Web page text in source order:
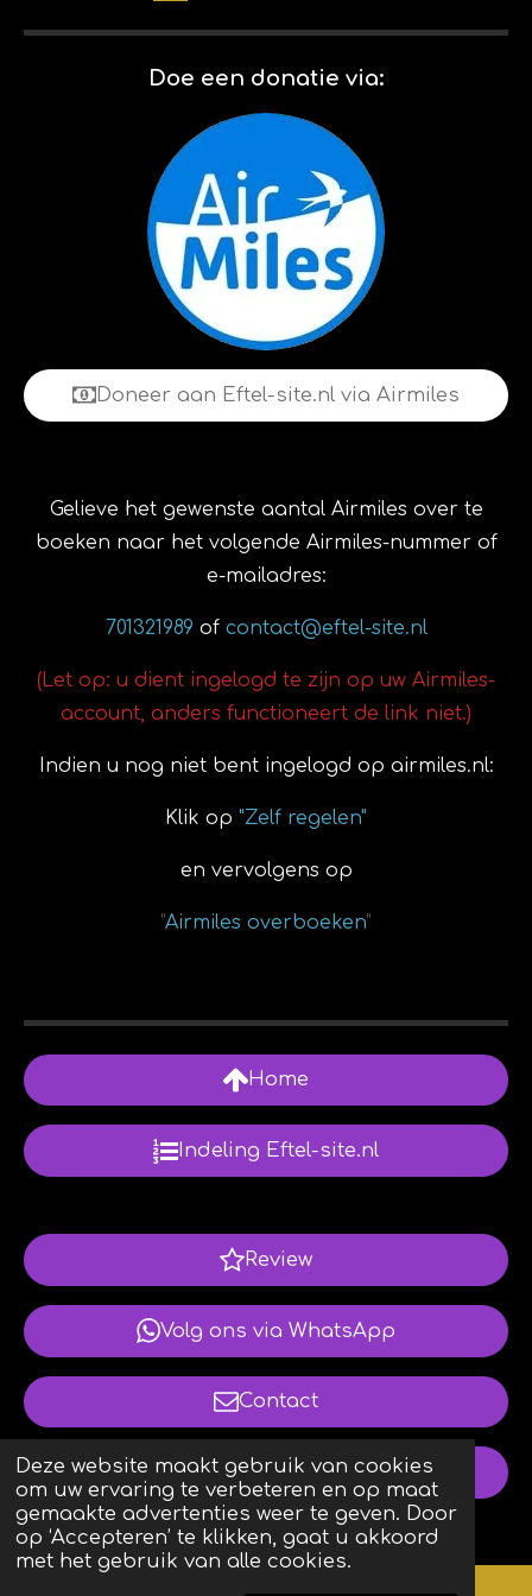
Deze website maakt gebruik van cookies
om uw ervaring te verbeteren en op maat
gemaakte advertenties weer te geven. Door
op ‘Accepteren’ te klikken, gaat u akkoord
met het gebruik van alle cookies.
2026
Doe een donatie via:
Doneer aan Eftel-site.nl via Airmiles
Gelieve het gewenste aantal Airmiles over te
boeken naar het volgende Airmiles-nummer of
e-mailadres:
701321989 ofcontact@eftel-site.nl
(Let op: u dient ingelogd te zijn op uw Airmiles-
account, anders functioneert de link niet.)
Indien u nog niet bent ingelogd op airmiles.nl:
Klik op "Zelf regelen"
en vervolgens op
"Airmiles overboeken"
Home
Indeling Eftel-site.nl
Review
Volg ons via WhatsApp
Contact
Copyright